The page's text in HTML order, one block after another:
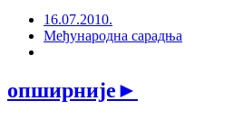
16.07.2010.
Међународна сарадња
опширније►